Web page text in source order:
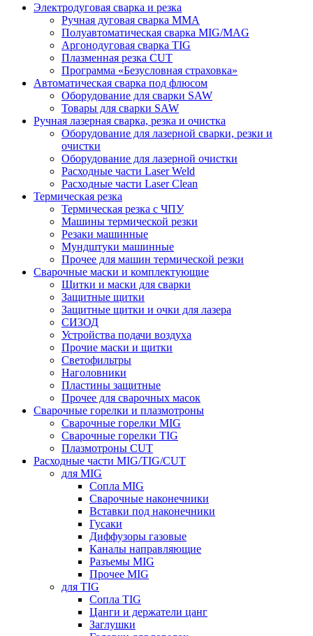
Электродуговая сварка и резка
Ручная дуговая сварка MMA
Полуавтоматическая сварка MIG/MAG
Аргонодуговая сварка TIG
Плазменная резка CUT
Программа «Безусловная страховка»
Автоматическая сварка под флюсом
Оборудование для сварки SAW
Товары для сварки SAW
Ручная лазерная сварка, резка и очистка
Оборудование для лазерной сварки, резки и
очистки
Оборудование для лазерной очистки
Расходные части Laser Weld
Расходные части Laser Clean
Термическая резка
Термическая резка с ЧПУ
Машины термической резки
Резаки машинные
Мундштуки машинные
Прочее для машин термической резки
Сварочные маски и комплектующие
Щитки и маски для сварки
Защитные щитки
Защитные щитки и очки для лазера
СИЗОД
Устройства подачи воздуха
Прочие маски и щитки
Светофильтры
Наголовники
Пластины защитные
Прочее для сварочных масок
Сварочные горелки и плазмотроны
Сварочные горелки MIG
Сварочные горелки TIG
Плазмотроны CUT
Расходные части MIG/TIG/CUT
для MIG
Сопла MIG
Сварочные наконечники
Вставки под наконечники
Гусаки
Диффузоры газовые
Каналы направляющие
Разъемы MIG
Прочее MIG
для TIG
Сопла TIG
Цанги и держатели цанг
Заглушки